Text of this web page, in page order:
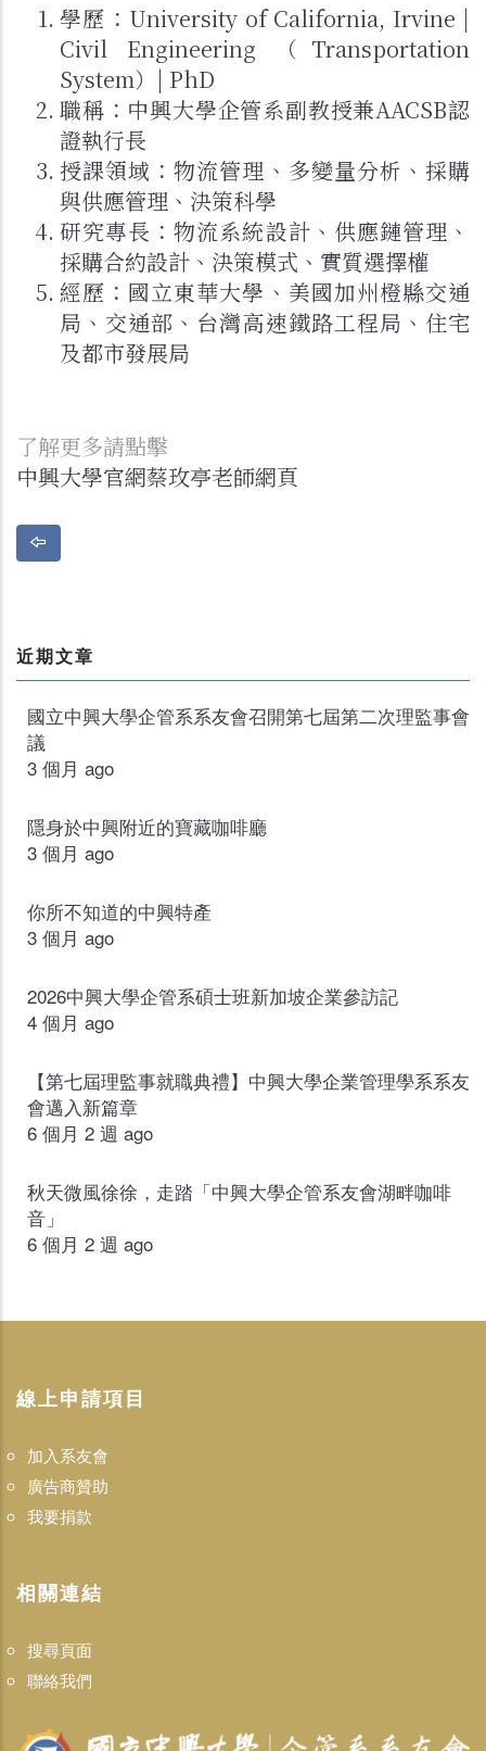
學歷：University of California, Irvine |
Civil Engineering （Transportation
System）| PhD
職稱：中興大學企管系副教授兼AACSB認
證執行長
授課領域：物流管理、多變量分析、採購
與供應管理、決策科學
研究專長：物流系統設計、供應鏈管理、
採購合約設計、決策模式、實質選擇權
經歷：國立東華大學、美國加州橙縣交通
局、交通部、台灣高速鐵路工程局、住宅
及都市發展局
了解更多請點擊
中興大學官網蔡玫亭老師網頁
近期文章
國立中興大學企管系系友會召開第七屆第二次理監事會
議
3 個月 ago
隱身於中興附近的寶藏咖啡廳
3 個月 ago
你所不知道的中興特產
3 個月 ago
2026中興大學企管系碩士班新加坡企業參訪記
4 個月 ago
【第七屆理監事就職典禮】中興大學企業管理學系系友
會邁入新篇章
6 個月 2 週 ago
秋天微風徐徐，走踏「中興大學企管系友會湖畔咖啡
音」
6 個月 2 週 ago
線上申請項目
加入系友會
廣告商贊助
我要捐款
相關連結
搜尋頁面
聯絡我們